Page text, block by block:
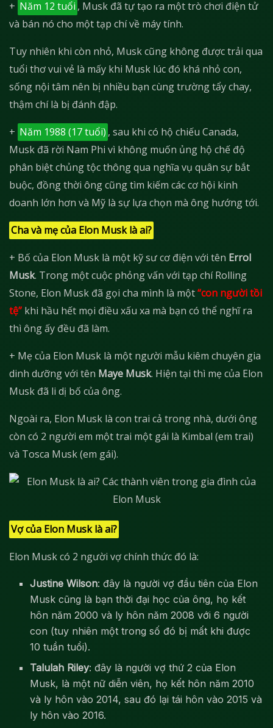
+ Năm 12 tuổi , Musk đã tự tạo ra một trò chơi điện tử
và bán nó cho một tạp chí về máy tính.
Tuy nhiên khi còn nhỏ, Musk cũng không được trải qua
tuổi thơ vui vẻ là mấy khi Musk lúc đó khá nhỏ con,
sống nội tâm nên bị nhiều bạn cùng trường tẩy chay,
thậm chí là bị đánh đập.
+ Năm 1988 (17 tuổi) , sau khi có hộ chiếu Canada,
Musk đã rời Nam Phi vì không muốn ủng hộ chế độ
phân biệt chủng tộc thông qua nghĩa vụ quân sự bắt
buộc, đồng thời ông cũng tìm kiếm các cơ hội kinh
doanh lớn hơn và Mỹ là sự lựa chọn mà ông hướng tới.
Cha và mẹ của Elon Musk là ai?
+ Bố của Elon Musk là một kỹ sư cơ điện với tên Errol
Musk. Trong một cuộc phỏng vấn với tạp chí Rolling
Stone, Elon Musk đã gọi cha mình là một“con người tồi
tệ” khi hầu hết mọi điều xấu xa mà bạn có thể nghĩ ra
thì ông ấy đều đã làm.
+ Mẹ của Elon Musk là một người mẫu kiêm chuyên gia
dinh dưỡng với tên Maye Musk. Hiện tại thì mẹ của Elon
Musk đã li dị bố của ông.
Ngoài ra, Elon Musk là con trai cả trong nhà, dưới ông
còn có 2 người em một trai một gái là Kimbal (em trai)
và Tosca Musk (em gái).
Vợ của Elon Musk là ai?
Elon Musk có 2 người vợ chính thức đó là:
Justine Wilson: đây là người vợ đầu tiên của Elon
Musk cũng là bạn thời đại học của ông, họ kết
hôn năm 2000 và ly hôn năm 2008 với 6 người
con (tuy nhiên một trong số đó bị mất khi được
10 tuần tuổi).
Talulah Riley: đây là người vợ thứ 2 của Elon
Musk, là một nữ diễn viên, họ kết hôn năm 2010
và ly hôn vào 2014, sau đó lại tái hôn vào 2015 và
ly hôn vào 2016.